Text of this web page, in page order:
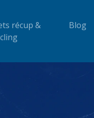
récup &
Blog